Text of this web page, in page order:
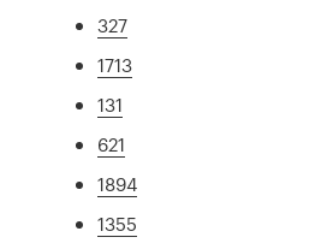
327
1713
131
621
1894
1355